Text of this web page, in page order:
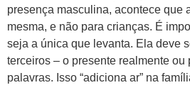
presença masculina, acontece que
mesma, e não para crianças. É
seja a única que levanta. Ela deve
terceiros – o presente realmente ou
palavras. Isso “adiciona ar” na